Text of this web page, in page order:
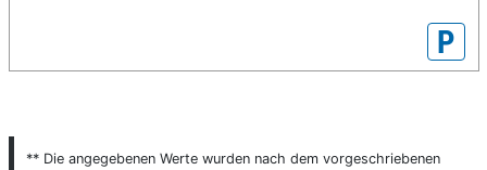
P
** Die angegebenen Werte wurden nach dem vorgeschriebenen